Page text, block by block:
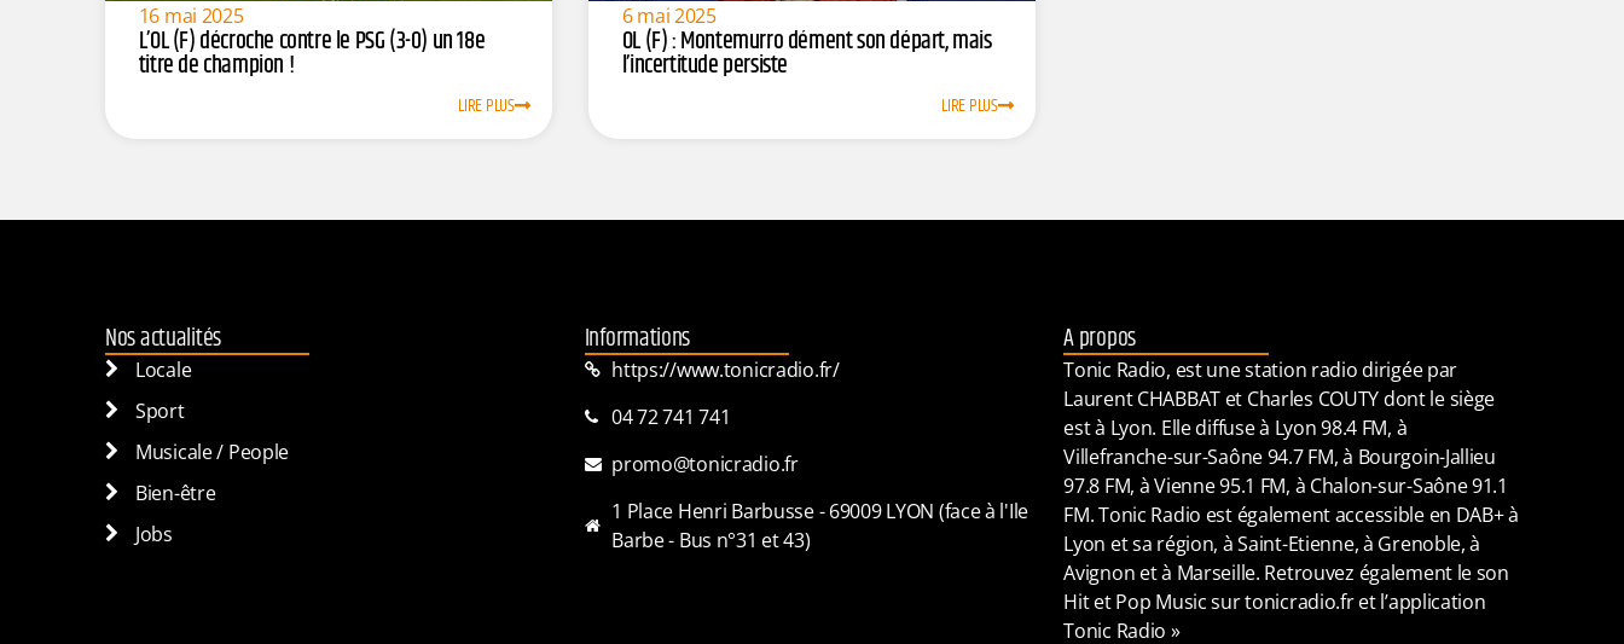
16 mai 2025
L’OL (F) décroche contre le PSG (3-0) un 18e
titre de champion !
LIRE PLUS
6 mai 2025
OL (F) : Montemurro dément son départ, mais
l’incertitude persiste
LIRE PLUS
Nos actualités
Locale
Sport
Musicale / People
Bien-être
Jobs
Informations
https://www.tonicradio.fr/
04 72 741 741
promo@tonicradio.fr
1 Place Henri Barbusse - 69009 LYON (face à l'Ile
Barbe - Bus n°31 et 43)
A propos
Tonic Radio, est une station radio dirigée par
Laurent CHABBAT et Charles COUTY dont le siège
est à Lyon. Elle diffuse à Lyon 98.4 FM, à
Villefranche-sur-Saône 94.7 FM, à Bourgoin-Jallieu
97.8 FM, à Vienne 95.1 FM, à Chalon-sur-Saône 91.1
FM. Tonic Radio est également accessible en DAB+ à
Lyon et sa région, à Saint-Etienne, à Grenoble, à
Avignon et à Marseille. Retrouvez également le son
Hit et Pop Music sur tonicradio.fr et l’application
Tonic Radio »